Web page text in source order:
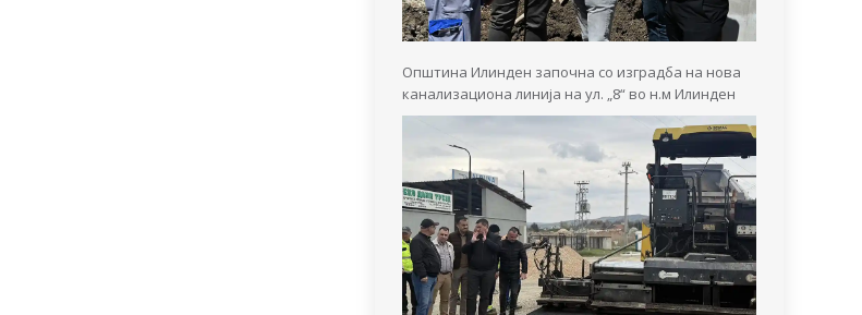
Општина Илинден започна со изградба на нова
канализациона линија на ул. „8“ во н.м Илинден